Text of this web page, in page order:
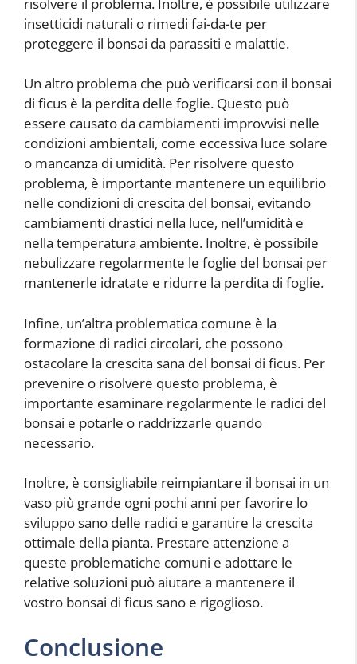
insetticidi naturali o rimedi fai-da-te per
proteggere il bonsai da parassiti e malattie.
Un altro problema che può verificarsi con il bonsai
di ficus è la perdita delle foglie. Questo può
essere causato da cambiamenti improvvisi nelle
condizioni ambientali, come eccessiva luce solare
o mancanza di umidità. Per risolvere questo
problema, è importante mantenere un equilibrio
nelle condizioni di crescita del bonsai, evitando
cambiamenti drastici nella luce, nell’umidità e
nella temperatura ambiente. Inoltre, è possibile
nebulizzare regolarmente le foglie del bonsai per
mantenerle idratate e ridurre la perdita di foglie.
Infine, un’altra problematica comune è la
formazione di radici circolari, che possono
ostacolare la crescita sana del bonsai di ficus. Per
prevenire o risolvere questo problema, è
importante esaminare regolarmente le radici del
bonsai e potarle o raddrizzarle quando
necessario.
Inoltre, è consigliabile reimpiantare il bonsai in un
vaso più grande ogni pochi anni per favorire lo
sviluppo sano delle radici e garantire la crescita
ottimale della pianta. Prestare attenzione a
queste problematiche comuni e adottare le
relative soluzioni può aiutare a mantenere il
vostro bonsai di ficus sano e rigoglioso.
Conclusione